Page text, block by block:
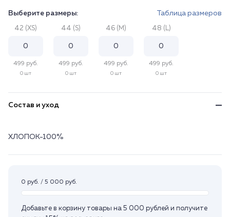
Выберите размеры: Таблица размеров
42 (XS)
499 руб.
0 шт
44 (S)
499 руб.
0 шт
46 (M)
499 руб.
0 шт
48 (L)
499 руб.
0 шт
Состав и уход
ХЛОПОК-100%
0 руб. / 5 000 руб.
Добавьте в корзину товары на 5 000 рублей и получите